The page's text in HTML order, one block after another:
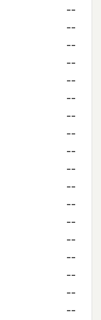
--
--
--
--
--
--
--
--
--
--
--
--
--
--
--
--
--
--